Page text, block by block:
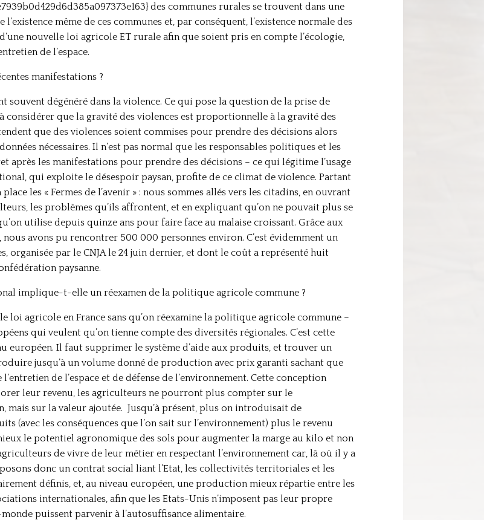
des communes rurales se trouvent dans une
même de ces communes et, par conséquent, l’existence normale des
nouvelle loi agricole ET rurale afin que soient pris en compte l’écologie,
de l’espace.
manifestations ?
souvent dégénéré dans la violence. Ce qui pose la question de la prise de
considérer que la gravité des violences est proportionnelle à la gravité des
que des violences soient commises pour prendre des décisions alors
nécessaires. Il n’est pas normal que les responsables politiques et les
après les manifestations pour prendre des décisions – ce qui légitime l’usage
qui exploite le désespoir paysan, profite de ce climat de violence. Partant
les « Fermes de l’avenir » : nous sommes allés vers les citadins, en ouvrant
les problèmes qu’ils affrontent, et en expliquant qu’on ne pouvait plus se
utilise depuis quinze ans pour faire face au malaise croissant. Grâce aux
nous avons pu rencontrer 500 000 personnes environ. C’est évidemment un
organisée par le CNJA le 24 juin dernier, et dont le coût a représenté huit
paysanne.
implique-t-elle un réexamen de la politique agricole commune ?
loi agricole en France sans qu’on réexamine la politique agricole commune –
qui veulent qu’on tienne compte des diversités régionales. C’est cette
européen. Il faut supprimer le système d’aide aux produits, et trouver un
jusqu’à un volume donné de production avec prix garanti sachant que
de l’espace et de défense de l’environnement. Cette conception
leur revenu, les agriculteurs ne pourront plus compter sur le
sur la valeur ajoutée. Jusqu’à présent, plus on introduisait de
(avec les conséquences que l’on sait sur l’environnement) plus le revenu
le potentiel agronomique des sols pour augmenter la marge au kilo et non
de vivre de leur métier en respectant l’environnement car, là où il y a
donc un contrat social liant l’Etat, les collectivités territoriales et les
définis, et, au niveau européen, une production mieux répartie entre les
internationales, afin que les Etats-Unis n’imposent pas leur propre
puissent parvenir à l’autosuffisance alimentaire.